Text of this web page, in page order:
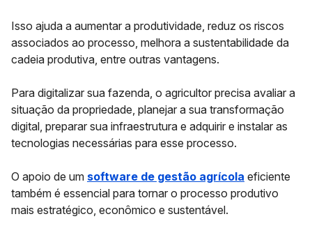
Isso ajuda a aumentar a produtividade, reduz os riscos
associados ao processo, melhora a sustentabilidade da
cadeia produtiva, entre outras vantagens.
Para digitalizar sua fazenda, o agricultor precisa avaliar a
situação da propriedade, planejar a sua transformação
digital, preparar sua infraestrutura e adquirir e instalar as
tecnologias necessárias para esse processo.
O apoio de um software de gestão agrícola eficiente
também é essencial para tornar o processo produtivo
mais estratégico, econômico e sustentável.